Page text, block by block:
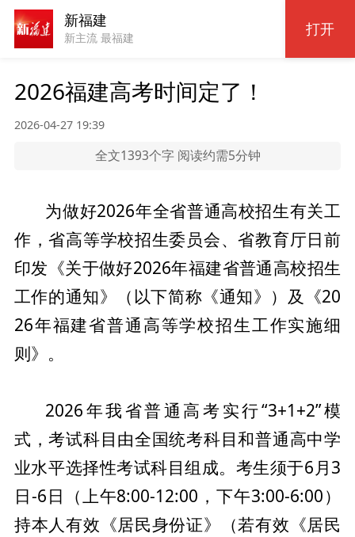
新福建
新主流 最福建 打开
2026福建高考时间定了！
2026-04-27 19:39
全文1393个字 阅读约需5分钟
为做好2026年全省普通高校招生有关工
作，省高等学校招生委员会、省教育厅日前
印发《关于做好2026年福建省普通高校招生
工作的通知》（以下简称《通知》）及《20
26年福建省普通高等学校招生工作实施细
则》。
2026年我省普通高考实行“3+1+2”模
式，考试科目由全国统考科目和普通高中学
业水平选择性考试科目组成。 考生须于6月3
日-6日（上午8:00-12:00，下午3:00-6:00）
持本人有效《居民身份证》（若有效《居民